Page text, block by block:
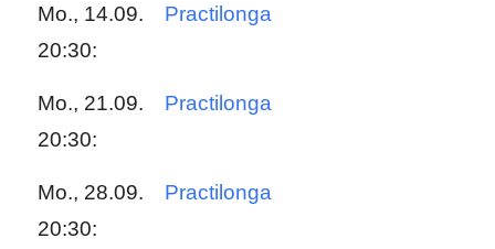
Mo., 14.09.
20:30:
Practilonga
Mo., 21.09.
20:30:
Practilonga
Mo., 28.09.
20:30:
Practilonga